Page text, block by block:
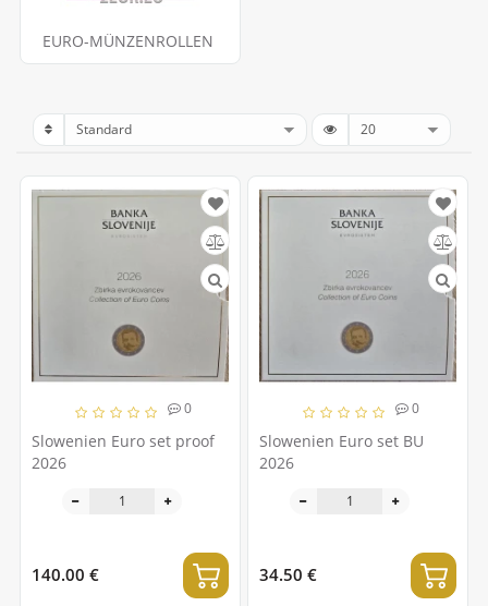
EURO-MÜNZENROLLEN
0
Slowenien Euro set proof
2026
140.00 €
0
Slowenien Euro set BU
2026
34.50 €